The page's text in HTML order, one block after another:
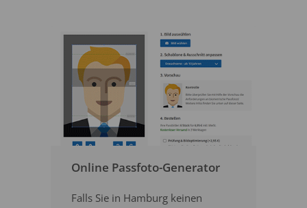
Online Passfoto-Generator
Falls Sie in Hamburg keinen